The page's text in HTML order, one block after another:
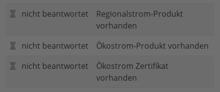
nicht beantwortet
Regionalstrom-Produkt
vorhanden
nicht beantwortet
Ökostrom-Produkt vorhanden
nicht beantwortet
Ökostrom Zertifikat
vorhanden